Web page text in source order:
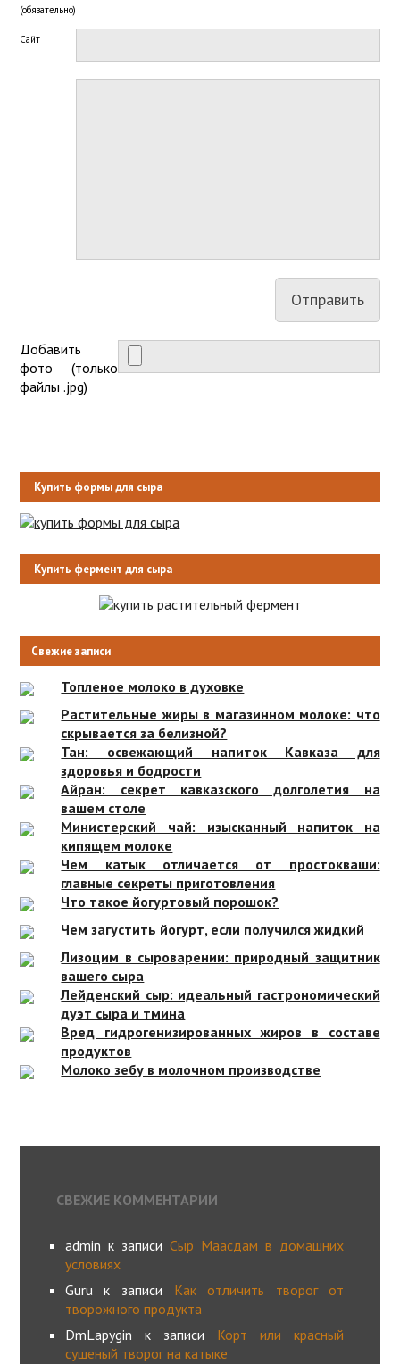
(обязательно)
Сайт
Добавить
фото (только
файлы .jpg)
Купить формы для сыра
Купить фермент для сыра
Свежие записи
Топленое молоко в духовке
Растительные жиры в магазинном молоке: что
скрывается за белизной?
Тан: освежающий напиток Кавказа для
здоровья и бодрости
Айран: секрет кавказского долголетия на
вашем столе
Министерский чай: изысканный напиток на
кипящем молоке
Чем катык отличается от простокваши:
главные секреты приготовления
Что такое йогуртовый порошок?
Чем загустить йогурт, если получился жидкий
Лизоцим в сыроварении: природный защитник
вашего сыра
Лейденский сыр: идеальный гастрономический
дуэт сыра и тмина
Вред гидрогенизированных жиров в составе
продуктов
Молоко зебу в молочном производстве
СВЕЖИЕ КОММЕНТАРИИ
admin к записи Сыр Маасдам в домашних
условиях
Guruк записи Как отличить творог от
творожного продукта
DmLapygin к записи Корт или красный
сушеный творог на катыке